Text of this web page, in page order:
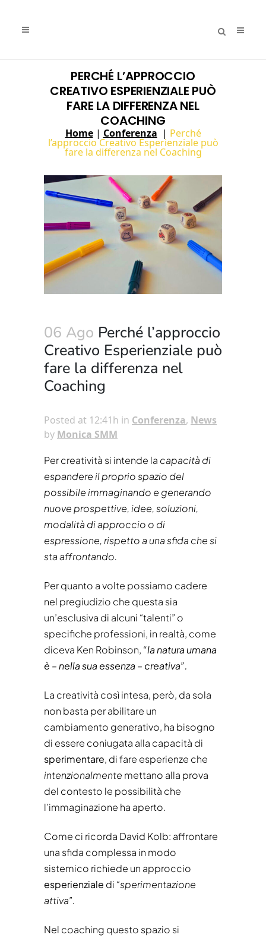
PERCHÉ L’APPROCCIO
CREATIVO ESPERIENZIALE PUÒ
FARE LA DIFFERENZA NEL
COACHING
Home| Conferenza | Perché
l’approccio Creativo Esperienziale può
fare la differenza nel Coaching
06 Ago Perché l’approccio
Creativo Esperienziale può
fare la differenza nel
Coaching
Posted at 12:41h in Conferenza, News
by Monica SMM
Per creatività si intende la capacità di
espandere il proprio spazio del
possibile immaginando e generando
nuove prospettive, idee, soluzioni,
modalità di approccio o di
espressione, rispetto a una sfida che si
sta affrontando.
Per quanto a volte possiamo cadere
nel pregiudizio che questa sia
un’esclusiva di alcuni “talenti” o
specifiche professioni, in realtà, come
diceva Ken Robinson, “la natura umana
è – nella sua essenza – creativa”.
La creatività così intesa, però, da sola
non basta per abilitare un
cambiamento generativo, ha bisogno
di essere coniugata alla capacità di
sperimentare, di fare esperienze che
intenzionalmente mettano alla prova
del contesto le possibilità che
l’immaginazione ha aperto.
Come ci ricorda David Kolb: affrontare
una sfida complessa in modo
sistemico richiede un approccio
esperienziale di “sperimentazione
attiva”.
Nel coaching questo spazio si